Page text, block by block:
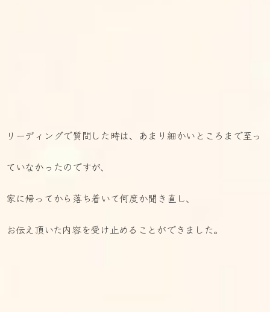
リーディングで質問した時は、あまり細かいところまで至っ
ていなかったのですが、
家に帰ってから落ち着いて何度か聞き直し、
お伝え頂いた内容を受け止めることができました。